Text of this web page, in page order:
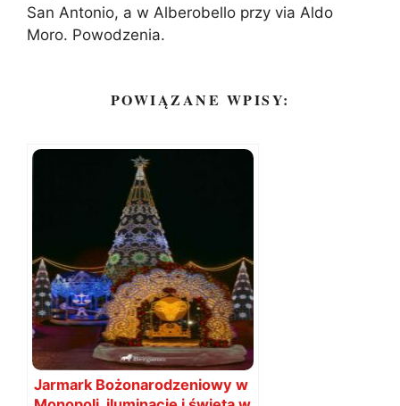
San Antonio, a w Alberobello przy via Aldo
Moro. Powodzenia.
POWIĄZANE WPISY:
Jarmark Bożonarodzeniowy w